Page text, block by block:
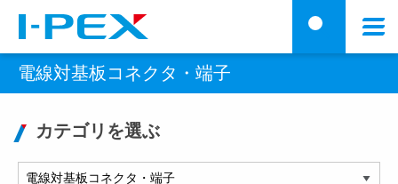
検索
ニ
電線対基板コネクタ・端子
カテゴリを選ぶ